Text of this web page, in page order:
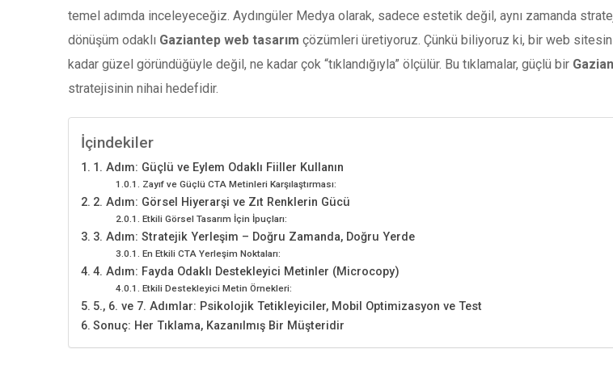
temel adımda inceleyeceğiz. Aydıngüler Medya olarak, sadece estetik değil, aynı zamanda
dönüşüm odaklı Gaziantep web tasarım çözümleri üretiyoruz. Çünkü biliyoruz ki, bir web
kadar güzel göründüğüyle değil, ne kadar çok “tıklandığıyla” ölçülür. Bu tıklamalar, güçlü bir
stratejisinin nihai hedefidir.
İçindekiler
1. Adım: Güçlü ve Eylem Odaklı Fiiller Kullanın
Zayıf ve Güçlü CTA Metinleri Karşılaştırması:
2. Adım: Görsel Hiyerarşi ve Zıt Renklerin Gücü
Etkili Görsel Tasarım İçin İpuçları:
3. Adım: Stratejik Yerleşim – Doğru Zamanda, Doğru Yerde
En Etkili CTA Yerleşim Noktaları:
4. Adım: Fayda Odaklı Destekleyici Metinler (Microcopy)
Etkili Destekleyici Metin Örnekleri:
5., 6. ve 7. Adımlar: Psikolojik Tetikleyiciler, Mobil Optimizasyon ve Test
Sonuç: Her Tıklama, Kazanılmış Bir Müşteridir